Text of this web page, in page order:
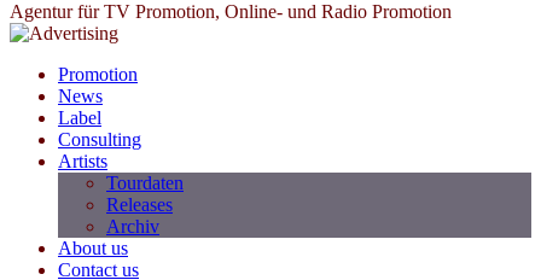
Agentur für TV Promotion, Online- und Radio Promotion
Promotion
News
Label
Consulting
Artists
Tourdaten
Releases
Archiv
About us
Contact us